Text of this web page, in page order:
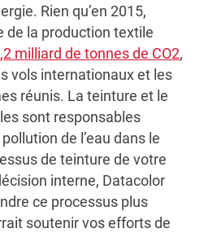
Rien qu’en 2015,
de la production textile
milliard de tonnes de CO2,
vols internationaux et les
réunis. La teinture et le
sont responsables
de l’eau dans le
de teinture de votre
interne, Datacolor
ce processus plus
soutenir vos efforts de